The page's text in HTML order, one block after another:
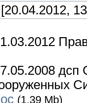
[20.04.2012,
дсп
(1.39 Mb)